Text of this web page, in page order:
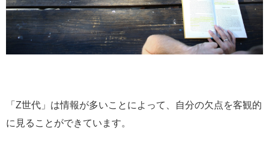
「Z世代」は情報が多いことによって、自分の欠点を客観的
に見ることができています。